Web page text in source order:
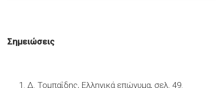
Σημειώσεις
Δ. Τομπαΐδης, Ελληνικά επώνυμα, σελ. 49.